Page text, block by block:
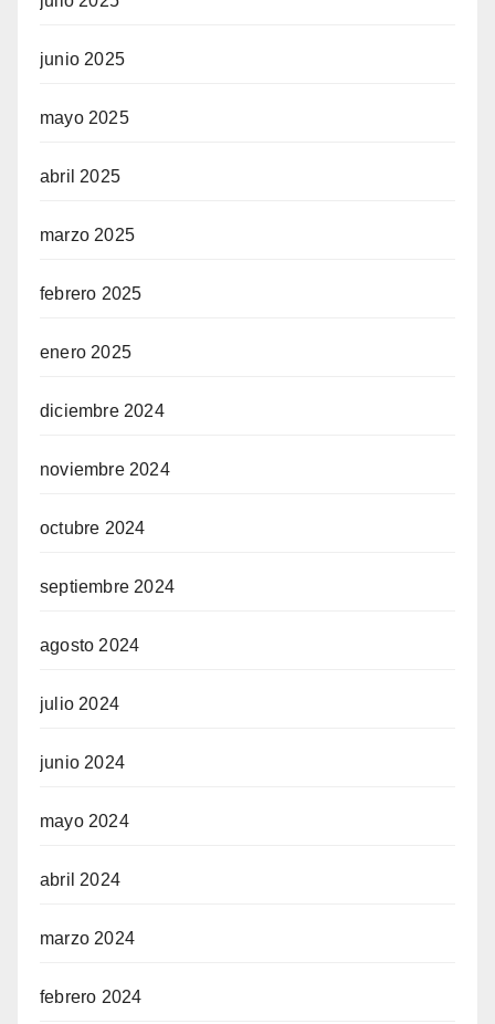
junio 2025
mayo 2025
abril 2025
marzo 2025
febrero 2025
enero 2025
diciembre 2024
noviembre 2024
octubre 2024
septiembre 2024
agosto 2024
julio 2024
junio 2024
mayo 2024
abril 2024
marzo 2024
febrero 2024